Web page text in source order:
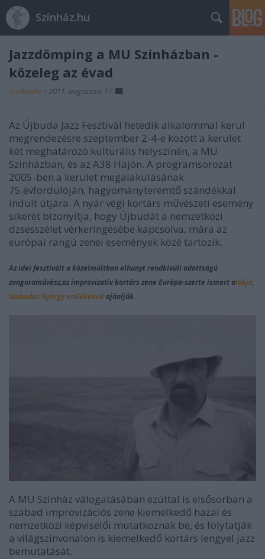
Színház.hu
Jazzdömping a MU Színházban -
közeleg az évad
szinhazhu • 2011. augusztus 17.
Az Újbuda Jazz Fesztivál hetedik alkalommal kerül
megrendezésre szeptember 2-4-e között a kerület
két meghatározó kulturális helyszínén, a MU
Színházban, és az A38 Hajón. A programsorozat
2005-ben a kerület megalakulásának
75.évfordulóján, hagyományteremtő szándékkal
indult útjára. A nyár végi kortárs művészeti esemény
sikerét bizonyítja, hogy Újbudát a nemzetközi
dzsesszélet vérkeringésébe kapcsolva, mára az
európai rangú zenei események közé tartozik.
Az idei fesztivált a közelmúltban elhunyt rendkívüli adottságú
zongoraművész,az improvizatív kortárs zene Európa-szerte ismert alakja,
Szabados György emlékének ajánlják.
A MU Színház válogatásában ezúttal is elsősorban a
szabad improvizációs zene kiemelkedő hazai és
nemzetközi képviselői mutatkoznak be, és folytatják
a világszínvonalon is kiemelkedő kortárs lengyel jazz
bemutatását.